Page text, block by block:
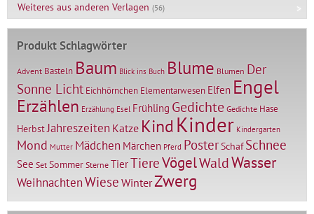
Weiteres aus anderen Verlagen (56)
Produkt Schlagwörter
Advent Basteln Baum Blick ins Buch Blume Blumen Der
Sonne Licht Eichhörnchen Elementarwesen Elfen Engel
Erzählen Erzählung Esel Frühling Gedichte Gedichte Hase
HerbstJahreszeitenKatze KindKinder Kindergarten
Mond Mutter Mädchen Märchen Pferd PosterSchaf Schnee
See Set Sommer Sterne TierTiereVögelWaldWasser
WeihnachtenWiese WinterZwerg